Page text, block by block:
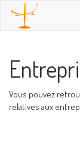
Vous pouvez
relatives aux